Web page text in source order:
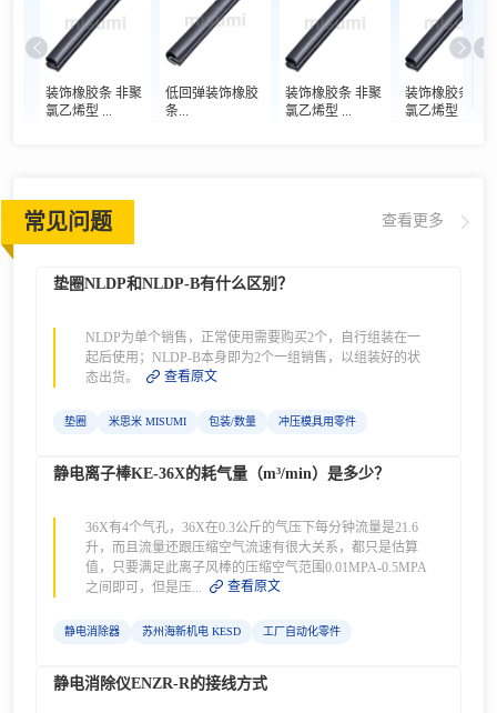
装饰橡胶条 非聚
氯乙烯型 ...
低回弹装饰橡胶
条...
装饰橡胶条 非聚
氯乙烯型 ...
装饰橡胶条 非
氯乙烯型 ...
常见问题 查看更多
垫圈NLDP和NLDP-B有什么区别？
NLDP为单个销售，正常使用需要购买2个，自行组装在一
起后使用；NLDP-B本身即为2个一组销售，以组装好的状
态出货。
查看原文
垫圈 米思米 MISUMI 包装/数量 冲压模具用零件
静电离子棒KE-36X的耗气量（m³/min）是多少？
36X有4个气孔，36X在0.3公斤的气压下每分钟流量是21.6
升，而且流量还跟压缩空气流速有很大关系，都只是估算
值，只要满足此离子风棒的压缩空气范围0.01MPA-0.5MPA
之间即可，但是压...
查看原文
静电消除器 苏州海新机电 KESD 工厂自动化零件
静电消除仪ENZR-R的接线方式